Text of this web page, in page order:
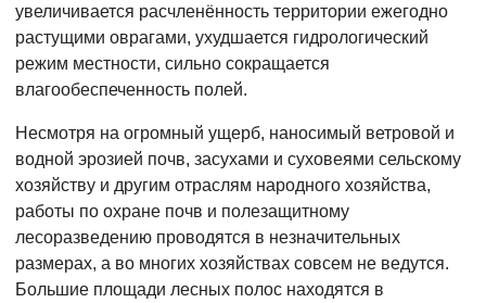
увеличивается расчленённость территории ежегодно
растущими оврагами, ухудшается гидрологический
режим местности, сильно сокращается
влагообеспеченность полей.
Несмотря на огромный ущерб, наносимый ветровой и
водной эрозией почв, засухами и суховеями сельскому
хозяйству и другим отраслям народного хозяйства,
работы по охране почв и полезащитному
лесоразведению проводятся в незначительных
размерах, а во многих хозяйствах совсем не ведутся.
Большие площади лесных полос находятся в